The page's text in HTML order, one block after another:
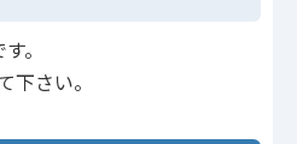
。
下さい。